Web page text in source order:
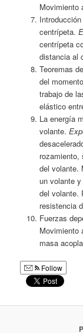
Movimiento
centrípeta.
centrípeta
distancia al
Teoremas
del
trabajo de
elástico
La energía
volante.
rozamiento,
del volante.
un volante
del volante.
resistencia
Fuerzas
Movimiento
masa
Follow